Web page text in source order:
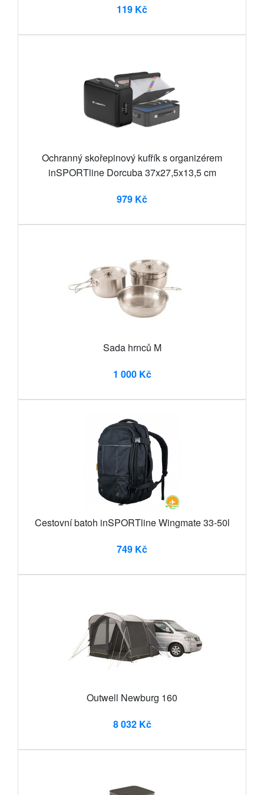
119 Kč
Ochranný skořepinový kufřík s organizérem
inSPORTline Dorcuba 37x27,5x13,5 cm
979 Kč
Sada hrnců M
1 000 Kč
Cestovní batoh inSPORTline Wingmate 33-50l
749 Kč
Outwell Newburg 160
8 032 Kč